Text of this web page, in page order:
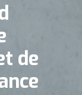
de